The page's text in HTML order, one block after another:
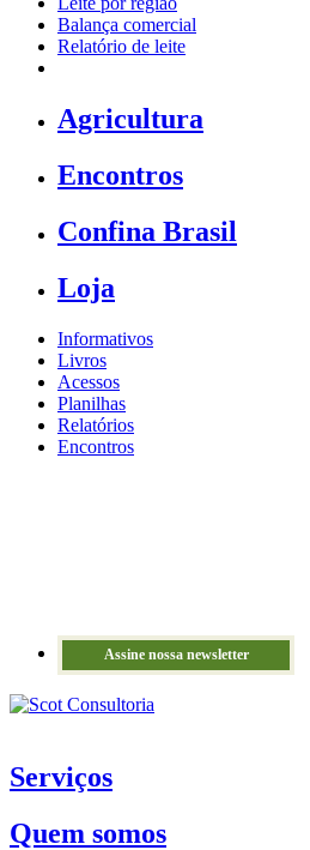
Balança comercial
Relatório de leite
Agricultura
Encontros
Confina Brasil
Loja
Informativos
Livros
Acessos
Planilhas
Relatórios
Encontros
Assine nossa newsletter
Serviços
Quem somos